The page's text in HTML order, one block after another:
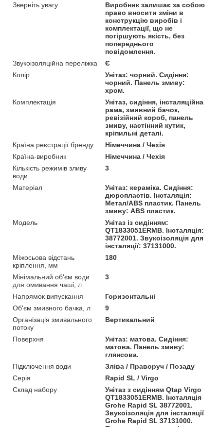
Зверніть увагу
Виробник залишає за собою
право вносити зміни в
конструкцію виробів і
комплектації, що не
погіршують якість, без
попереднього
повідомлення.
Звукоізоляційна переліжка
Є
Колір
Унітаз: чорний. Сидіння:
чорний. Панель змиву:
хром.
Комплектація
Унітаз, сидіння, інсталяційна
рама, змивний бачок,
ревізійний короб, панель
змиву, настінний кутик,
кріпильні деталі.
Країна реєстрації бренду
Німеччина / Чехія
Країна-виробник
Німеччина / Чехія
Кількість режимів зливу
води
3
Матеріал
Унітаз: кераміка. Сидіння:
дюропластів. Інсталяція:
Метал/ABS пластик. Панель
змиву: ABS пластик.
Модель
Унітаз із сидінням:
QT1833051ERMB. Інсталяція:
38772001. Звукоізоляція для
інсталяції: 37131000.
Міжосьова відстань
кріплення, мм
180
Мінімальний об'єм води
для омивання чаші, л
3
Напрямок випускання
Горизонтальні
Об'єм змивного бачка, л
9
Організація змивального
потоку
Вертикальний
Поверхня
Унітаз: матова. Сидіння:
матова. Панель змиву:
глянсова.
Підключення води
Зліва / Праворуч / Позаду
Серія
Rapid SL / Virgo
Склад набору
Унітаз з сидінням Qtap Virgo
QT1833051ERMB. Інсталяція
Grohe Rapid SL 38772001.
Звукоізоляція для інсталяції
Grohe Rapid SL 37131000.